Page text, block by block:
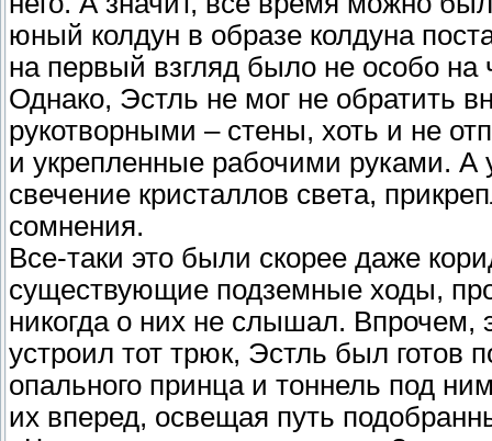
юный колдун в образе колдуна
на первый взгляд было не особо
Однако, Эстль не мог не обратить
рукотворными – стены, хоть и не
и укрепленные рабочими руками. А
свечение кристаллов света,
сомнения.
Все-таки это были скорее даже
существующие подземные ходы,
никогда о них не слышал. Впрочем,
устроил тот трюк, Эстль был готов
опального принца и тоннель под
их вперед, освещая путь